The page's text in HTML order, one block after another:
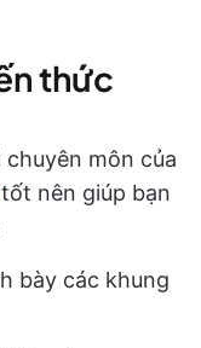
thức
môn của
tốt nên giúp bạn
bày các khung